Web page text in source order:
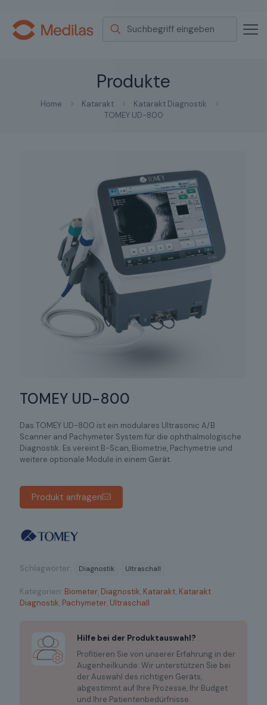
Produkte
Home Katarakt
Katarakt Diagnostik
TOMEY UD-800
TOMEY UD-800
Das TOMEY UD-800 ist ein modulares Ultrasonic A/B
Scanner and Pachymeter System für die ophthalmologische
Diagnostik. Es vereint B-Scan, Biometrie, Pachymetrie und
weitere optionale Module in einem Gerät.
Produkt anfragen
Schlagwörter: Diagnostik Ultraschall
Kategorien: Biometer, Diagnostik, Katarakt, Katarakt
Diagnostik, Pachymeter, Ultraschall
Hilfe bei der Produktauswahl?
Profitieren Sie von unserer Erfahrung in der
Augenheilkunde: Wir unterstützen Sie bei
der Auswahl des richtigen Geräts,
abgestimmt auf Ihre Prozesse, Ihr Budget
und Ihre Patientenbedürfnisse.